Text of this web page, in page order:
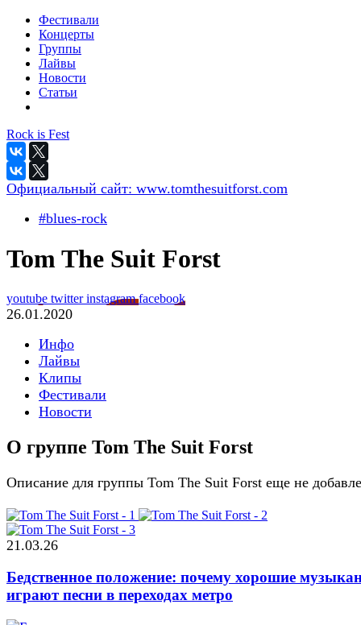
Фестивали
Концерты
Группы
Лайвы
Новости
Статьи
Rock is Fest
Официальный сайт: www.tomthesuitforst.com
#blues-rock
Tom The Suit Forst
youtube twitterinstagramfacebook
26.01.2020
Инфо
Лайвы
Клипы
Фестивали
Новости
О группе Tom The Suit Forst
Описание для группы Tom The Suit Forst еще не
21.03.26
Бедственное положение: почему хорошие
играют песни в переходах метро